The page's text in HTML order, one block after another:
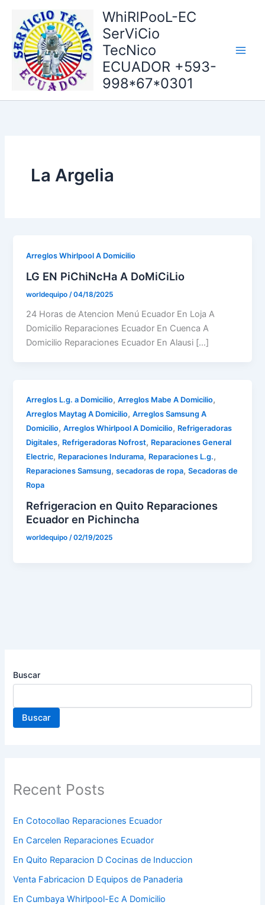
contenido
WhiRlPooL-EC
SerViCio
TecNico
ECUADOR +593-
998*67*0301
Buscar
Buscar
Recent Posts
En Cotocollao Reparaciones Ecuador
En Carcelen Reparaciones Ecuador
En Quito Reparacion D Cocinas de Induccion
Venta Fabricacion D Equipos de Panaderia
En Cumbaya Whirlpool-Ec A Domicilio
La Argelia
Arreglos Whirlpool A Domicilio
LG EN PiChiNcHa A DoMiCiLio
worldequipo /04/18/2025
24 Horas de Atencion Menú Ecuador En Loja A
Domicilio Reparaciones Ecuador En Cuenca A
Domicilio Reparaciones Ecuador En Alausi […]
Arreglos L.g. a Domicilio,Arreglos Mabe A Domicilio,
Arreglos Maytag A Domicilio,Arreglos Samsung A
Domicilio,Arreglos Whirlpool A Domicilio, Refrigeradoras
Digitales, Refrigeradoras Nofrost, Reparaciones General
Electric, Reparaciones Indurama, Reparaciones L.g.,
Reparaciones Samsung,secadoras de ropa,Secadoras de
Ropa
Refrigeracion en Quito Reparaciones
Ecuador en Pichincha
worldequipo/02/19/2025